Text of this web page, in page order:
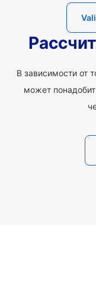
В зависимости от
может